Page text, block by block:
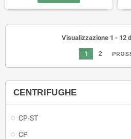
CENTRIFUGHE
CP-ST
CP
Visualizzazione 1 - 12
1 2